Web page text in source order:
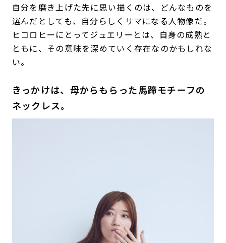
自分を磨き上げた先に思い描くのは、どんなものを
選んだとしても、自分らしくサマになる人物像だ。
ヒコロヒーにとってジュエリーとは、自身の成熟と
ともに、その意味を深めていく存在なのかもしれな
い。
きっかけは、母からもらった馬蹄モチーフの
ネックレス。